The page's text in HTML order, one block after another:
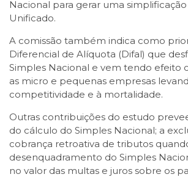
Nacional para gerar uma
Unificado.
A comissão também indica como
Diferencial de Alíquota (Difal) que
Simples Nacional e vem tendo efeito
as micro e pequenas empresas
competitividade e à mortalidade.
Outras contribuições do estudo
do cálculo do Simples Nacional; a
cobrança retroativa de tributos
desenquadramento do Simples
no valor das multas e juros sobre os